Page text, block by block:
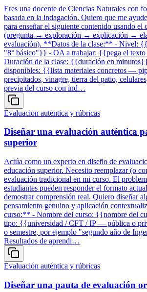
Eres una docente de Ciencias Naturales con
basada en la indagación. Quiero que me
para enseñar el siguiente contenido usando el
(pregunta → exploración → explicación →
evaluación). **Datos de la clase:** - Nivel:
"8° básico"}} - OA a trabajar: {{pega el
Duración de la clase: {{duración en
disponibles: {{lista materiales concretos —
precipitados, vinagre, tierra del patio,
previa del curso con ind…
Evaluación auténtica y rúbricas
Diseñar una evaluación auténtica
superior
Actúa como un experto en diseño de
educación superior. Necesito reemplazar (o
evaluación tradicional en mi curso. El
estudiantes pueden responder el formato
demostrar comprensión real. Quiero diseñar
pensamiento genuino y aplicación
curso:** - Nombre del curso: {{nombre del
tipo: {{universidad / CFT / IP — pública o
o semestre, por ejemplo "segundo año de
Resultados de aprendi…
Evaluación auténtica y rúbricas
Diseñar una pauta de evaluación